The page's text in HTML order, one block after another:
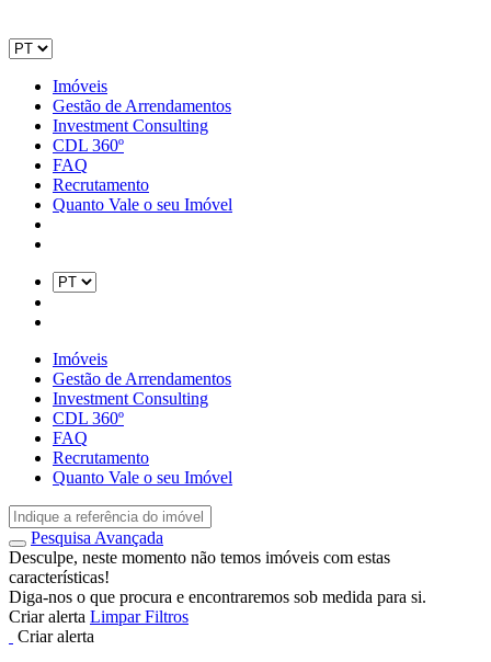
Imóveis
Gestão de Arrendamentos
Investment Consulting
CDL 360º
FAQ
Recrutamento
Quanto Vale o seu Imóvel
Imóveis
Gestão de Arrendamentos
Investment Consulting
CDL 360º
FAQ
Recrutamento
Quanto Vale o seu Imóvel
Pesquisa Avançada
Desculpe, neste momento não temos imóveis com estas
características!
Diga-nos o que procura e encontraremos sob medida para si.
Criar alerta Limpar Filtros
Criar alerta